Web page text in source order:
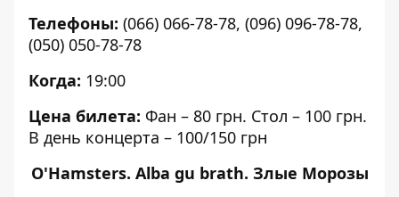
Телефоны: (066) 066-78-78, (096) 096-78-78,
(050) 050-78-78
Когда: 19:00
Цена билета: Фан – 80 грн. Стол – 100 грн.
В день концерта – 100/150 грн
O'Hamsters. Alba gu brath. Злые Морозы